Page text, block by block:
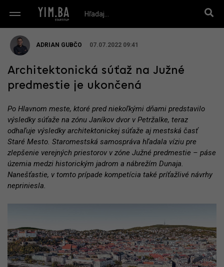
ADRIAN GUBČO 07.07.2022 09:41
Architektonická súťaž na Južné
predmestie je ukončená
Po Hlavnom meste, ktoré pred niekoľkými dňami predstavilo
výsledky súťaže na zónu Janíkov dvor v Petržalke, teraz
odhaľuje výsledky architektonickej súťaže aj mestská časť
Staré Mesto. Staromestská samospráva hľadala víziu pre
zlepšenie verejných priestorov v zóne Južné predmestie – páse
územia medzi historickým jadrom a nábrežím Dunaja.
Nanešťastie, v tomto prípade kompetícia také príťažlivé návrhy
nepriniesla.